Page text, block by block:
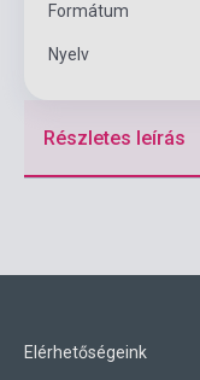
Formátum
Nyelv
Részletes leírás
Elérhetőségeink